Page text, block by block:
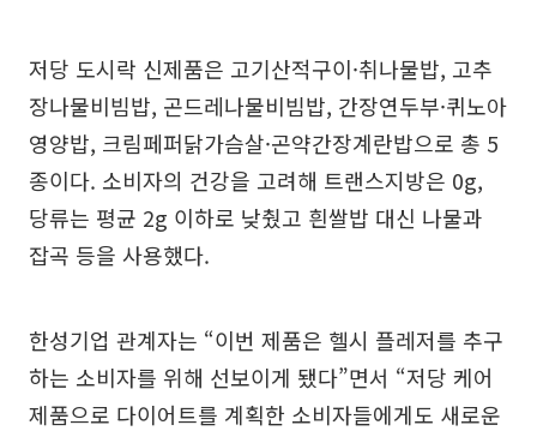
저당 도시락 신제품은 고기산적구이·취나물밥, 고추
장나물비빔밥, 곤드레나물비빔밥, 간장연두부·퀴노아
영양밥, 크림페퍼닭가슴살·곤약간장계란밥으로 총 5
종이다. 소비자의 건강을 고려해 트랜스지방은 0g,
당류는 평균 2g 이하로 낮췄고 흰쌀밥 대신 나물과
잡곡 등을 사용했다.
한성기업 관계자는 “이번 제품은 헬시 플레저를 추구
하는 소비자를 위해 선보이게 됐다”면서 “저당 케어
제품으로 다이어트를 계획한 소비자들에게도 새로운